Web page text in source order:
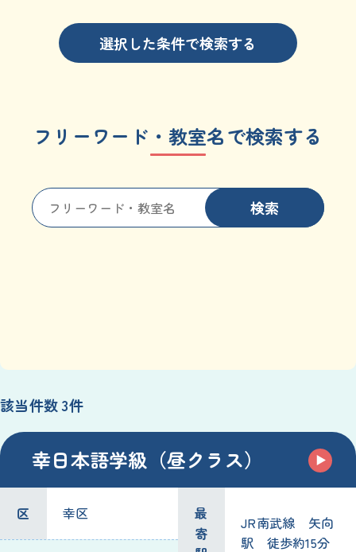
選択した条件で検索する
フリーワード・教室名で検索する
検索
該当件数 3件
幸日本語学級（昼クラス）
区 幸区
最
寄
JR南武線 矢向
駅 徒歩約15分